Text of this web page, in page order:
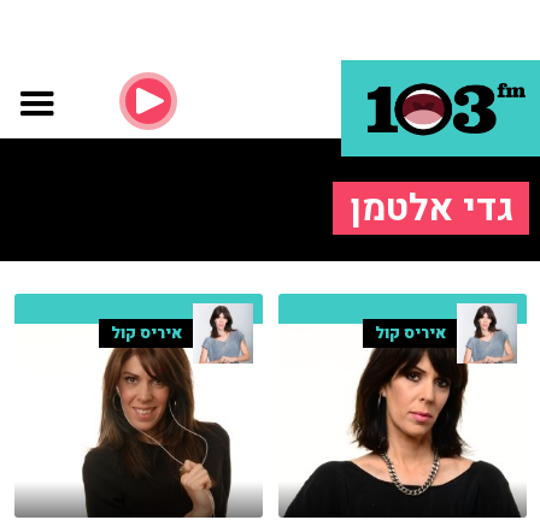
גדי אלטמן
איריס קול איריס קול